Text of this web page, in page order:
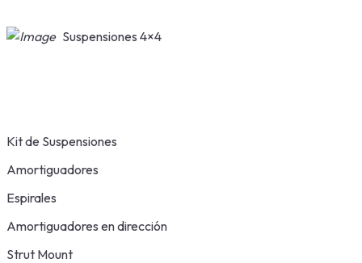
Suspensiones 4×4
Kit de Suspensiones
Amortiguadores
Espirales
Amortiguadores en dirección
Strut Mount